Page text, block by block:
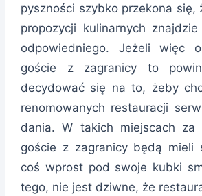
pyszności szybko przekona się,
propozycji kulinarnych
odpowiedniego. Jeżeli więc
goście z zagranicy to
decydować się na to, żeby
renomowanych restauracji
dania. W takich miejscach za
goście z zagranicy będą mieli
coś wprost pod swoje kubki
tego, nie jest dziwne, że